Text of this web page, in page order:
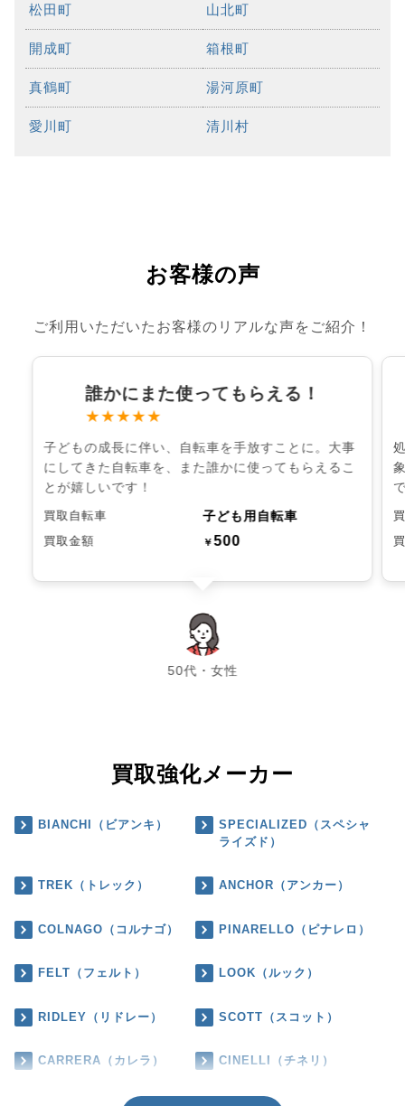
松田町 山北町
開成町 箱根町
真鶴町 湯河原町
愛川町 清川村
お客様の声
ご利用いただいたお客様のリアルな声をご紹介！
誰かにまた使ってもらえる！
★★★★★
子どもの成長に伴い、自転車を手放すことに。大事
にしてきた自転車を、また誰かに使ってもらえるこ
とが嬉しいです！
買取自転車 子ども用自転車
買取金額 ￥500
50代・女性
chevron_left chevron_right
買取強化メーカー
BIANCHI（ビアンキ）
SPECIALIZED（スペシャ
ライズド）
TREK（トレック） ANCHOR（アンカー）
COLNAGO（コルナゴ） PINARELLO（ピナレロ）
FELT（フェルト） LOOK（ルック）
RIDLEY（リドレー） SCOTT（スコット）
CARRERA（カレラ） CINELLI（チネリ）